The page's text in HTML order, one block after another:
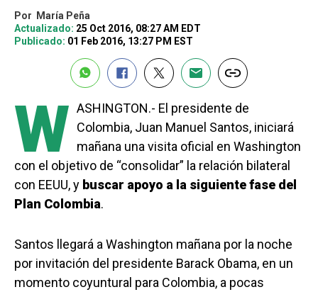
Por
María Peña
Actualizado: 25 Oct 2016, 08:27 AM EDT
Publicado: 01 Feb 2016, 13:27 PM EST
W ASHINGTON.- El presidente de
Colombia, Juan Manuel Santos, iniciará
mañana una visita oficial en Washington
con el objetivo de “consolidar” la relación bilateral
con EEUU, y buscar apoyo a la siguiente fase del
Plan Colombia.
Santos llegará a Washington mañana por la noche
por invitación del presidente Barack Obama, en un
momento coyuntural para Colombia, a pocas